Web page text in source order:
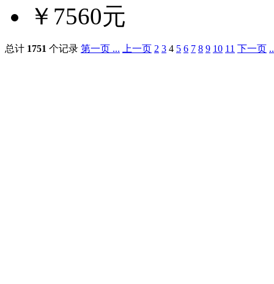
￥7560元
总计 1751 个记录 第一页 ... 上一页 2 3 4 5 6 7 8 9 10 11 下一页